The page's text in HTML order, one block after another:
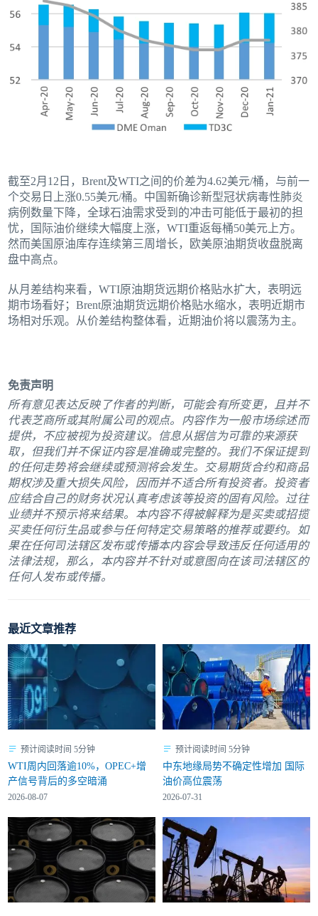
截至2月12日，Brent及WTI之间的价差为4.62美元/桶，与前一
个交易日上涨0.55美元/桶。中国新确诊新型冠状病毒性肺炎
病例数量下降，全球石油需求受到的冲击可能低于最初的担
忧，国际油价继续大幅度上涨，WTI重返每桶50美元上方。
然而美国原油库存连续第三周增长，欧美原油期货收盘脱离
盘中高点。
从月差结构来看，WTI原油期货远期价格贴水扩大，表明远
期市场看好；Brent原油期货远期价格贴水缩水，表明近期市
场相对乐观。从价差结构整体看，近期油价将以震荡为主。
免责声明
所有意见表达反映了作者的判断，可能会有所变更，且并不
代表芝商所或其附属公司的观点。内容作为一般市场综述而
提供，不应被视为投资建议。信息从据信为可靠的来源获
取，但我们并不保证内容是准确或完整的。我们不保证提到
的任何走势将会继续或预测将会发生。交易期货合约和商品
期权涉及重大损失风险，因而并不适合所有投资者。投资者
应结合自己的财务状况认真考虑该等投资的固有风险。过往
业绩并不预示将来结果。本内容不得被解释为是买卖或招揽
买卖任何衍生品或参与任何特定交易策略的推荐或要约。如
果在任何司法辖区发布或传播本内容会导致违反任何适用的
法律法规，那么，本内容并不针对或意图向在该司法辖区的
任何人发布或传播。
最近文章推荐
预计阅读时间 5分钟
WTI周内回落逾10%，OPEC+增
产信号背后的多空暗涌
2026-08-07
预计阅读时间 5分钟
中东地缘局势不确定性增加 国际
油价高位震荡
2026-07-31